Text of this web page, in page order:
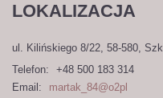
LOKALIZACJA
ul. Kilińskiego 8/22, 58-580,
Telefon:
+48 500 183 314
Email:
martak_84@o2pl